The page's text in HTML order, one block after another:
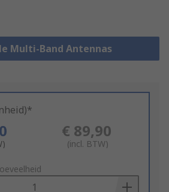
Multi-Band Antennas
€ 89,90
(incl. BTW)